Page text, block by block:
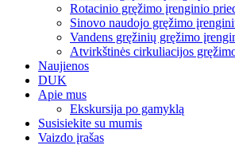
Rotacinio gręžimo įrenginio
Sinovo naudojo gręžimo
Vandens gręžinių gręžimo
Atvirkštinės cirkuliacijos
Naujienos
DUK
Apie mus
Ekskursija po gamyklą
Susisiekite su mumis
Vaizdo įrašas